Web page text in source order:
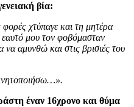
βία:
χτύπαγε και τη μητέρα
εαυτό μου τον φοβόμασταν
αμυνθώ και στις βρισιές του
έναν 16χρονο και θύμα